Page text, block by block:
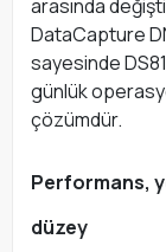
arasında
DataCapture
sayesinde
günlük
çözümdür.
Performans,
düzey